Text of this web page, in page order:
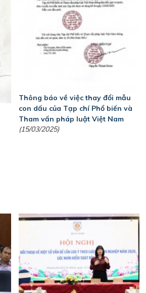
Thông báo về việc thay đổi mẫu
con dấu của Tạp chí Phổ biến và
Tham vấn pháp luật Việt Nam
(15/03/2025)